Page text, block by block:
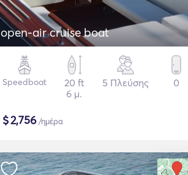
open-air cruise boat
Speedboat
20 ft
6 μ.
5 Πλεύσης 0
$2,756/ημέρα